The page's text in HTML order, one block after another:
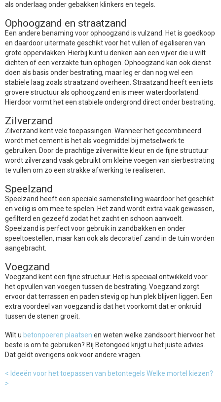
als onderlaag onder gebakken klinkers en tegels.
Ophoogzand en straatzand
Een andere benaming voor ophoogzand is vulzand. Het is goedkoop
en daardoor uitermate geschikt voor het vullen of egaliseren van
grote oppervlakken. Hierbij kunt u denken aan een vijver die u wilt
dichten of een verzakte tuin ophogen. Ophoogzand kan ook dienst
doen als basis onder bestrating, maar leg er dan nog wel een
stabiele laag zoals straatzand overheen. Straatzand heeft een iets
grovere structuur als ophoogzand en is meer waterdoorlatend.
Hierdoor vormt het een stabiele ondergrond direct onder bestrating.
Zilverzand
Zilverzand kent vele toepassingen. Wanneer het gecombineerd
wordt met cement is het als voegmiddel bij metselwerk te
gebruiken. Door de prachtige zilverwitte kleur en de fijne structuur
wordt zilverzand vaak gebruikt om kleine voegen van sierbestrating
te vullen om zo een strakke afwerking te realiseren.
Speelzand
Speelzand heeft een speciale samenstelling waardoor het geschikt
en veilig is om mee te spelen. Het zand wordt extra vaak gewassen,
gefilterd en gezeefd zodat het zacht en schoon aanvoelt.
Speelzand is perfect voor gebruik in zandbakken en onder
speeltoestellen, maar kan ook als decoratief zand in de tuin worden
aangebracht.
Voegzand
Voegzand kent een fijne structuur. Het is speciaal ontwikkeld voor
het opvullen van voegen tussen de bestrating. Voegzand zorgt
ervoor dat terrassen en paden stevig op hun plek blijven liggen. Een
extra voordeel van voegzand is dat het voorkomt dat er onkruid
tussen de stenen groeit.
Wilt u betonpoeren plaatsen en weten welke zandsoort hiervoor het
beste is om te gebruiken? Bij Betongoed krijgt u het juiste advies.
Dat geldt overigens ook voor andere vragen.
< Ideeën voor het toepassen van betontegels Welke mortel kiezen?
>